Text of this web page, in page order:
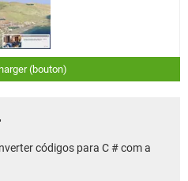
(bouton)
códigos para C # com a